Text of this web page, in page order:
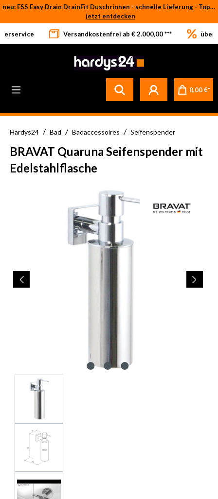
Zum Hauptinhalt springen
neu: ESS Easy Drain DrainFit Duschrinnen - schnelle Lieferung - Top-Preise
jetzt entdecken
Versandkostenfrei ab € 2.000,00 *** über
0,00 €*
Hardys24 / Bad / Badaccessoires / Seifenspender
BRAVAT Quaruna Seifenspender mit
Edelstahlflasche